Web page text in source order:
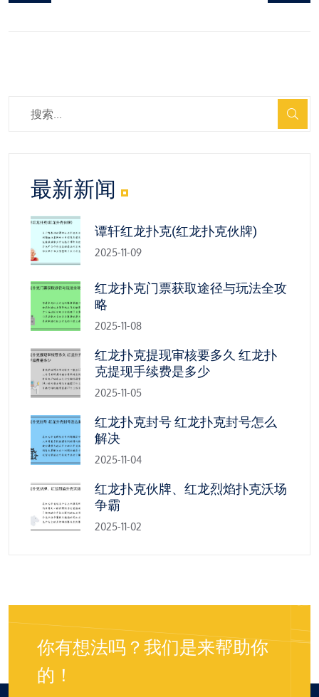
最新新闻
谭轩红龙扑克(红龙扑克伙牌)
2025-11-09
红龙扑克门票获取途径与玩法全攻
略
2025-11-08
红龙扑克提现审核要多久 红龙扑
克提现手续费是多少
2025-11-05
红龙扑克封号 红龙扑克封号怎么
解决
2025-11-04
红龙扑克伙牌、红龙烈焰扑克沃场
争霸
2025-11-02
你有想法吗？我们是来帮助你
的！